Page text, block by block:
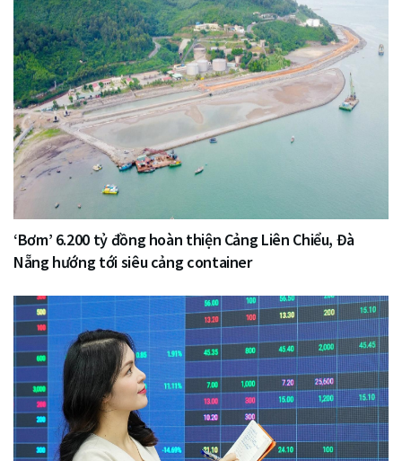
‘Bơm’ 6.200 tỷ đồng hoàn thiện Cảng Liên Chiểu, Đà
Nẵng hướng tới siêu cảng container